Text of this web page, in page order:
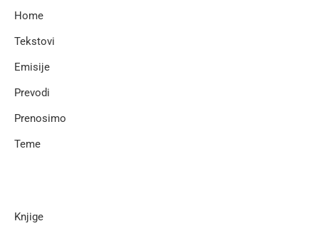
Home
Tekstovi
Emisije
Prevodi
Prenosimo
Teme
Knjige